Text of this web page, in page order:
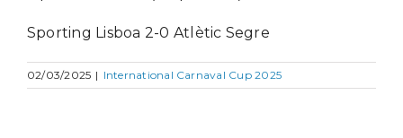
Sporting Lisboa 2-0 Atlètic Segre
02/03/2025 | International Carnaval Cup 2025